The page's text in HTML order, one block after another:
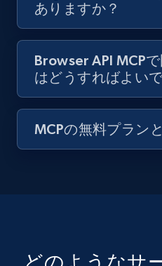
ありますか？
Browser API MCP
はどうすればよい
MCPの無料プラン